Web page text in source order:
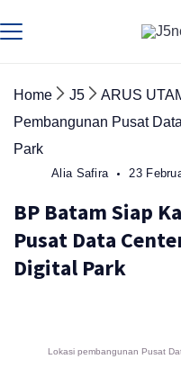
to
Home J5 ARUS
Pembangunan Pusat
Park
Alia Safira 23
BP Batam Siap
Pusat Data
Digital Park
Lokasi pembangunan Pusat